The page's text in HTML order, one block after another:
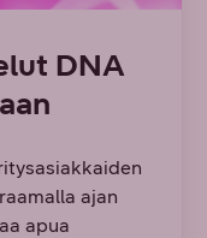
DNA
ajan
apua